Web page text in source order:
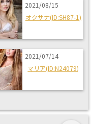
2021/08/15
オクサナ(ID:SH87-1)
2021/07/14
マリア(ID:N24079)